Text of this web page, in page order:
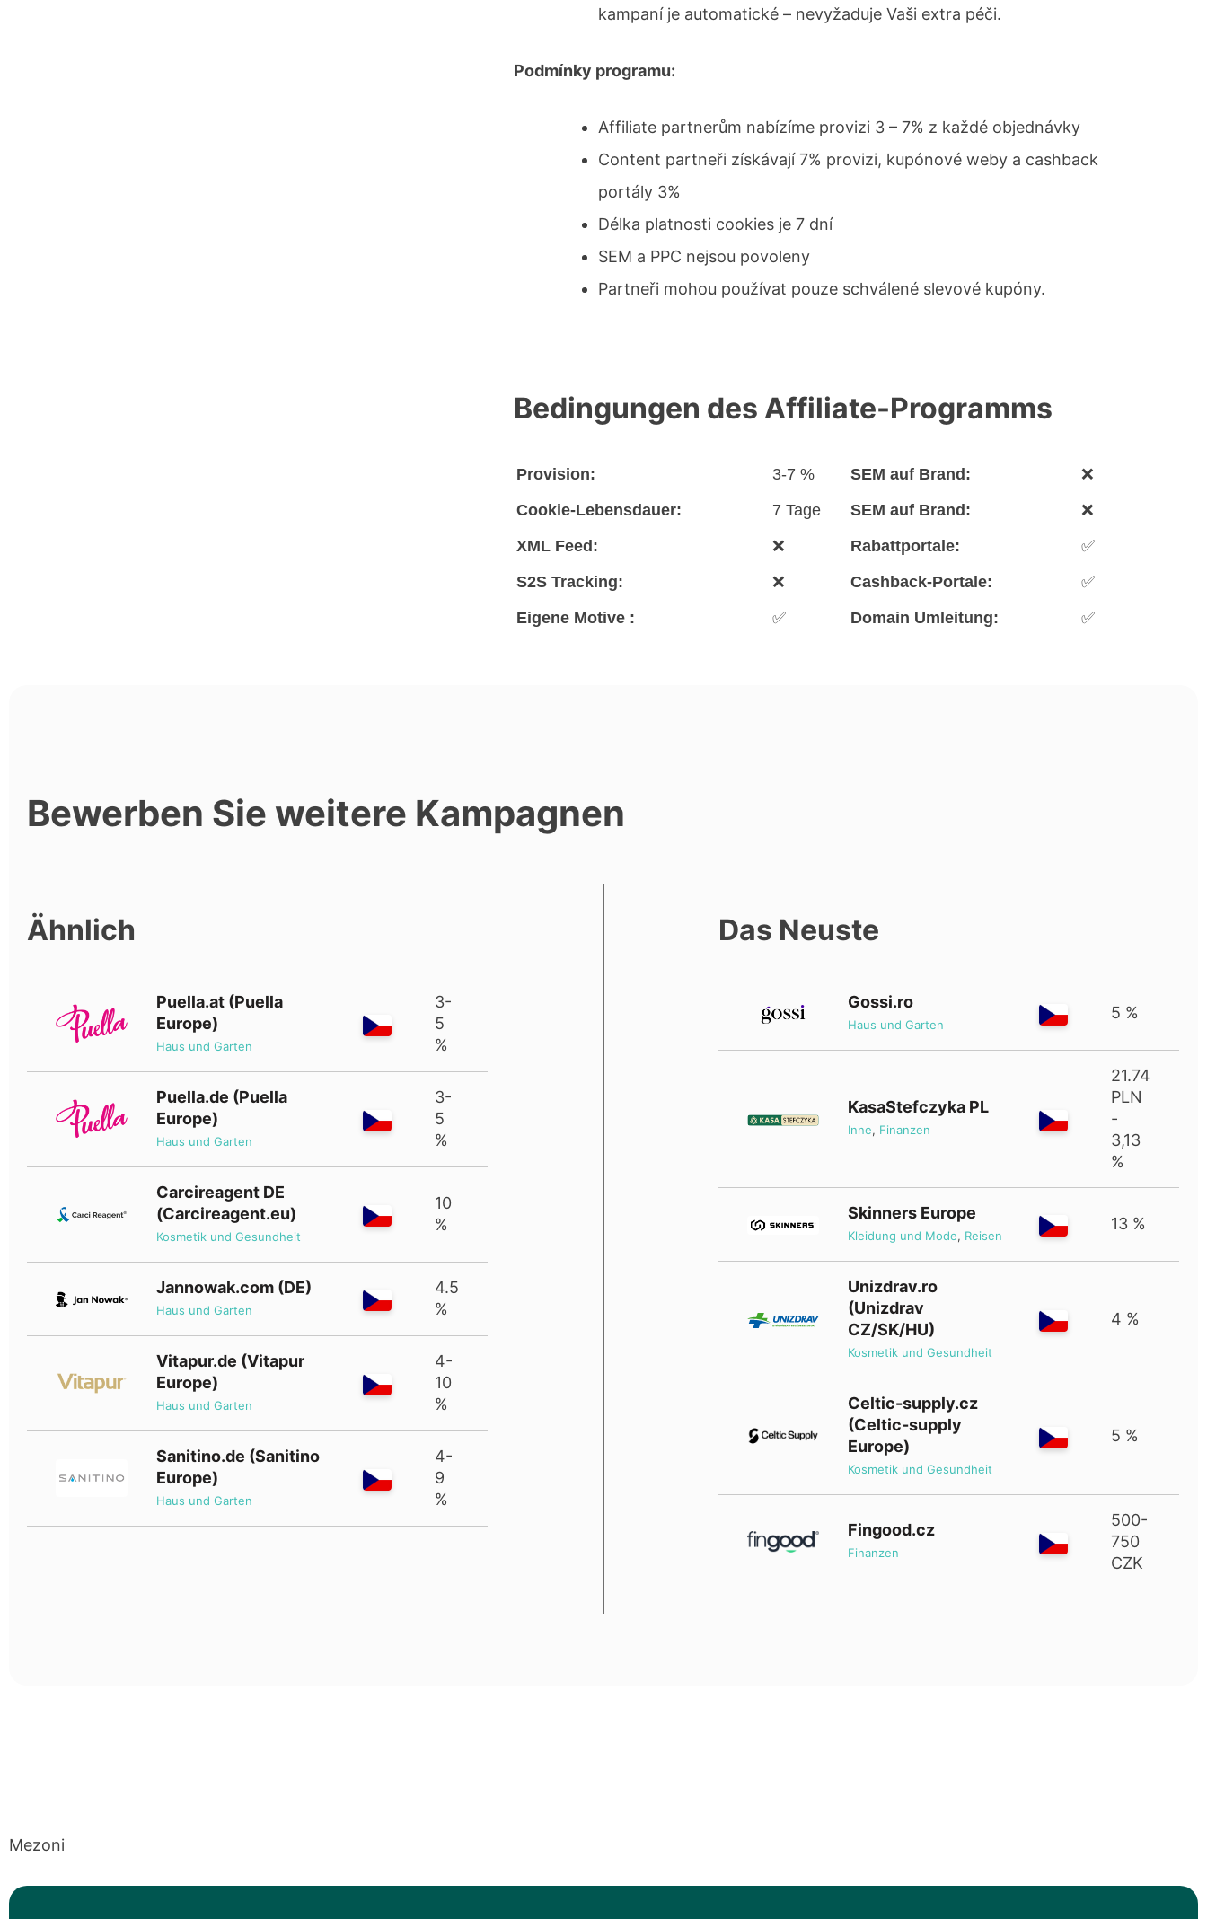
kampaní je automatické – nevyžaduje Vaši extra péči.
Podmínky programu:
Affiliate partnerům nabízíme provizi 3 – 7% z každé objednávky
Content partneři získávají 7% provizi, kupónové weby a cashback
portály 3%
Délka platnosti cookies je 7 dní
SEM a PPC nejsou povoleny
Partneři mohou používat pouze schválené slevové kupóny.
Bedingungen des Affiliate-Programms
Provision: 3-7 % SEM auf Brand:
❌
Cookie-Lebensdauer:
7 Tage SEM auf Brand:
❌
XML Feed:
❌ Rabattportale:
✅
S2S Tracking:
❌ Cashback-Portale:
✅
Eigene Motive :
✅ Domain Umleitung: ✅
Bewerben Sie weitere Kampagnen
Ähnlich
Puella.at (Puella
Europe)
Haus und Garten
3-
5
%
Puella.de (Puella
Europe)
Haus und Garten
3-
5
%
Carcireagent DE
(Carcireagent.eu)
Kosmetik und Gesundheit
10
%
Jannowak.com (DE)
Haus und Garten
4.5
%
Vitapur.de (Vitapur
Europe)
Haus und Garten
4-
10
%
Sanitino.de (Sanitino
Europe)
Haus und Garten
4-
9
%
Das Neuste
Gossi.ro
Haus und Garten
5 %
KasaStefczyka PL
Inne, Finanzen
21.74
PLN
-
3,13
%
Skinners Europe
Kleidung und Mode, Reisen
13 %
Unizdrav.ro
(Unizdrav
CZ/SK/HU)
Kosmetik und Gesundheit
4 %
Celtic-supply.cz
(Celtic-supply
Europe)
Kosmetik und Gesundheit
5 %
Fingood.cz
Finanzen
500-
750
CZK
Mezoni